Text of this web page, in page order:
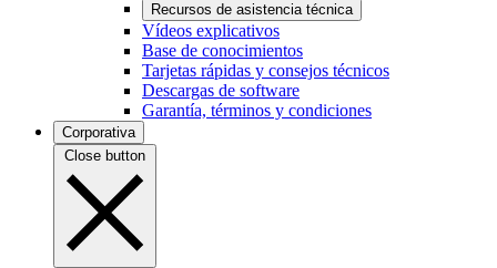
Recursos de asistencia técnica
Vídeos explicativos
Base de conocimientos
Tarjetas rápidas y consejos técnicos
Descargas de software
Garantía, términos y condiciones
Corporativa
Close button